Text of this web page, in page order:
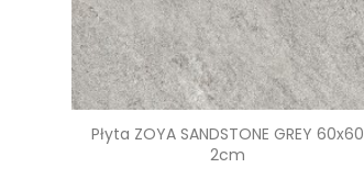
Płyta ZOYA SANDSTONE GREY 60x60
2cm